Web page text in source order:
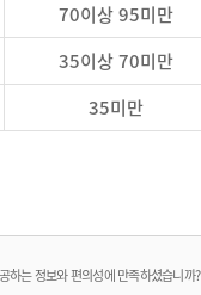
70이상 95미만
35이상 70미만
35미만
하는 정보와 편의성에 만족하셨습니까?